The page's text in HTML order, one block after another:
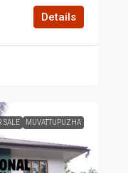
Details
SALE MUVATTUPUZHA